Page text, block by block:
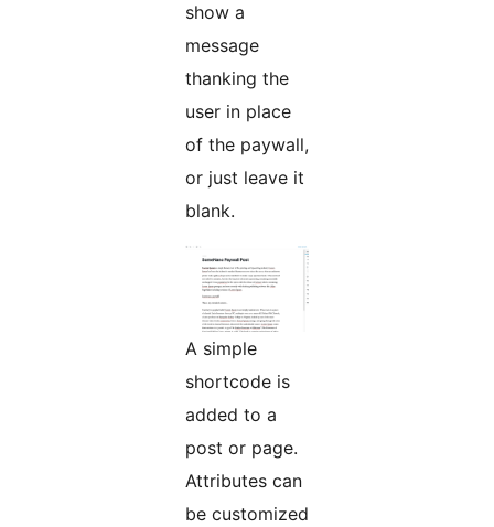
show a
message
thanking the
user in place
of the paywall,
or just leave it
blank.
A simple
shortcode is
added to a
post or page.
Attributes can
be customized